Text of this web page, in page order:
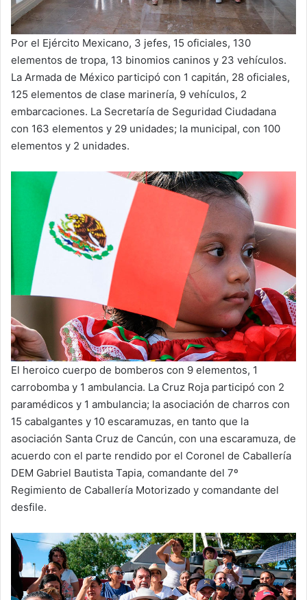
Por el Ejército Mexicano, 3 jefes, 15 oficiales, 130
elementos de tropa, 13 binomios caninos y 23 vehículos.
La Armada de México participó con 1 capitán, 28 oficiales,
125 elementos de clase marinería, 9 vehículos, 2
embarcaciones. La Secretaría de Seguridad Ciudadana
con 163 elementos y 29 unidades; la municipal, con 100
elementos y 2 unidades.
El heroico cuerpo de bomberos con 9 elementos, 1
carrobomba y 1 ambulancia. La Cruz Roja participó con 2
paramédicos y 1 ambulancia; la asociación de charros con
15 cabalgantes y 10 escaramuzas, en tanto que la
asociación Santa Cruz de Cancún, con una escaramuza, de
acuerdo con el parte rendido por el Coronel de Caballería
DEM Gabriel Bautista Tapia, comandante del 7º
Regimiento de Caballería Motorizado y comandante del
desfile.